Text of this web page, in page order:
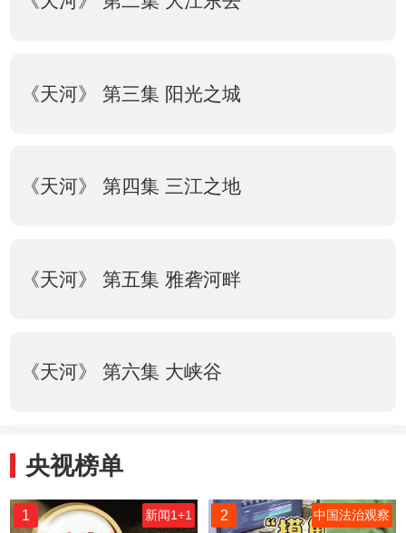
《天河》 第三集 阳光之城
《天河》 第四集 三江之地
《天河》 第五集 雅砻河畔
《天河》 第六集 大峡谷
央视榜单
1 新闻1+1 2 中国法治观察